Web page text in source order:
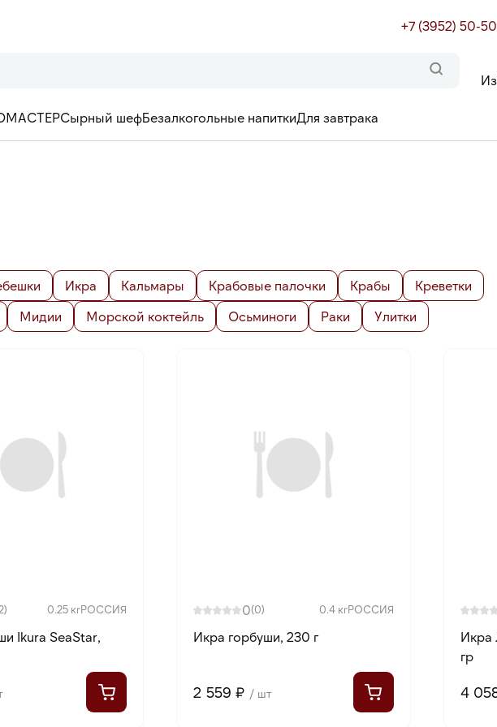
+7 (3952) 50-
Сырный шефБезалкогольные напиткиДля завтрака
Икра Кальмары Крабовые палочки Крабы
Креветки
Мидии Морской коктейль Осьминоги Раки Улитки
0.25 кгРОССИЯ
Ikura SeaStar,
0(0) 0.4 кгРОССИЯ
Икра горбуши, 230 г
2 559 ₽ / шт
Икра
гр
4